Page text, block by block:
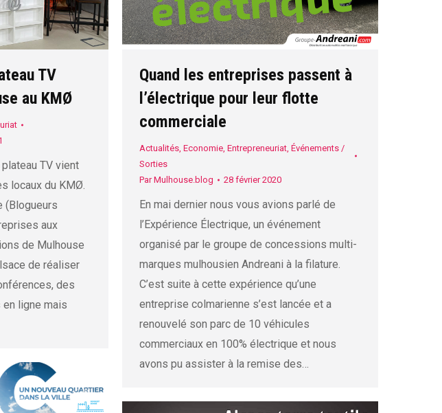
TV
au KMØ
TV vient
locaux du KMØ.
(Blogueurs
aux
de Mulhouse
de réaliser
des
ligne mais
Quand les entreprises passent à
l’électrique pour leur flotte
commerciale
Actualités, Economie, Entrepreneuriat, Événements /
Sorties
ParMulhouse.blog 28 février 2020
En mai dernier nous vous avions parlé de
l’Expérience Électrique, un événement
organisé par le groupe de concessions multi-
marques mulhousien Andreani à la filature.
C’est suite à cette expérience qu’une
entreprise colmarienne s’est lancée et a
renouvelé son parc de 10 véhicules
commerciaux en 100% électrique et nous
avons pu assister à la remise des…